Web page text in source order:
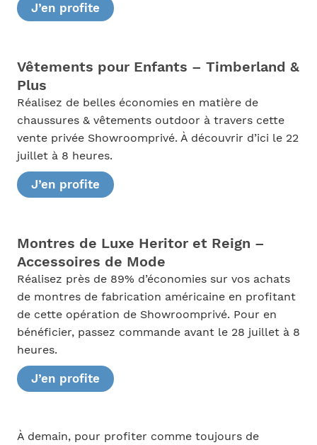
J’en profite
Vêtements pour Enfants – Timberland &
Plus
Réalisez de belles économies en matière de
chaussures & vêtements outdoor à travers cette
vente privée Showroomprivé. À découvrir d’ici le 22
juillet à 8 heures.
J’en profite
Montres de Luxe Heritor et Reign –
Accessoires de Mode
Réalisez près de 89% d’économies sur vos achats
de montres de fabrication américaine en profitant
de cette opération de Showroomprivé. Pour en
bénéficier, passez commande avant le 28 juillet à 8
heures.
J’en profite
À demain, pour profiter comme toujours de